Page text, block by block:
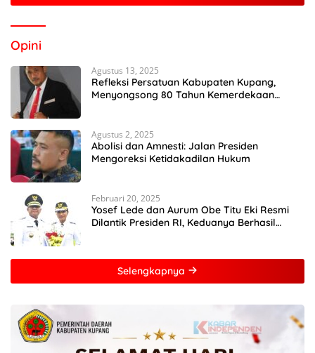
Opini
Agustus 13, 2025
Refleksi Persatuan Kabupaten Kupang,
Menyongsong 80 Tahun Kemerdekaan
Agustus 2, 2025
Abolisi dan Amnesti: Jalan Presiden
Mengoreksi Ketidakadilan Hukum
Februari 20, 2025
Yosef Lede dan Aurum Obe Titu Eki Resmi
Dilantik Presiden RI, Keduanya Berhasil
Selengkapnya